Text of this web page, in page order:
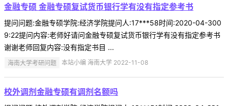
金融专硕 金融专硕复试货币银行学有没有指定参考书
提问问题:金融专硕学院:经济学院提问人:17***58时间:2020-04-300
9:22提问内容:老师好请问金融专硕复试货币银行学有没有指定参考书
谢谢老师回复内容:没有指定书目 ...
海南大学考研问题 本站小编 海南大学 2022-11-08
校外调剂金融专硕有调剂名额吗